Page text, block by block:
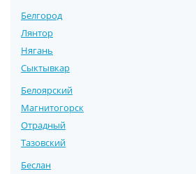
Белгород
Лянтор
Нягань
Сыктывкар
Белоярский
Магнитогорск
Отрадный
Тазовский
Беслан